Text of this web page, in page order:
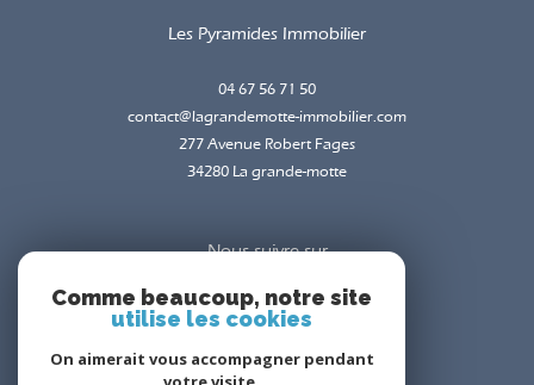
Les Pyramides Immobilier
04 67 56 71 50
contact@lagrandemotte-immobilier.com
277 Avenue Robert Fages
34280 la grande-motte
Nous suivre sur
Comme beaucoup, notre site
utilise les cookies
On aimerait vous accompagner pendant